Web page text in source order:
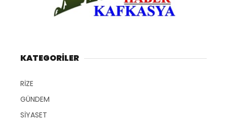
KATEGORİLER
RİZE
GÜNDEM
SİYASET